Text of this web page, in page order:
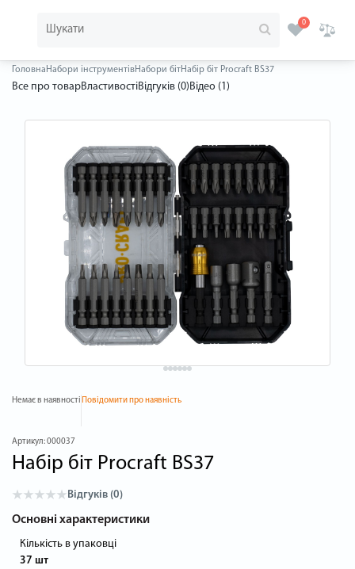
0
Головна Набори інструментівНабори бітНабір біт Procraft BS37
Все про товарВластивостіВідгуків (0)Відео (1)
Немає в наявності Повідомити про наявність
Артикул:000037
Набір біт Procraft BS37
Відгуків (0)
Основні характеристики
Кількість в упаковці
37 шт